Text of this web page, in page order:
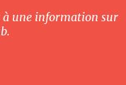
à une information sur